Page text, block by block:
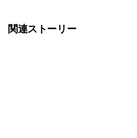
関連ストーリー